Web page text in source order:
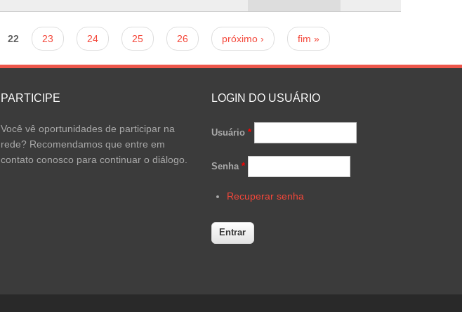
22 23 24 25 26 próximo › fim »
PARTICIPE
Você vê oportunidades de participar na
rede? Recomendamos que entre em
contato conosco para continuar o diálogo.
LOGIN DO USUÁRIO
Usuário *
Senha *
Recuperar senha